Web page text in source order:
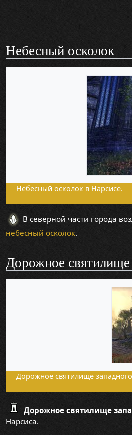
Небесный осколок
Небесный осколок в Нарсисе.
В северной части города
небесный осколок.
Дорожное святилище
Дорожное святилище
Дорожное святилище
Нарсиса.